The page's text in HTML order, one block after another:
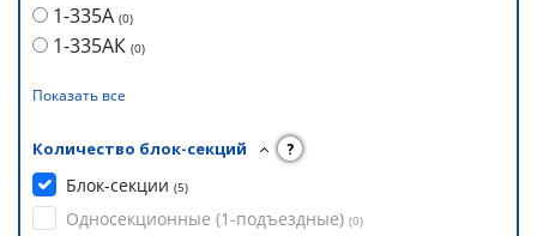
1-335А (0)
1-335АК (0)
Показать все
Количество блок-секций ?
Блок-секции (5)
Односекционные (1-подъездные) (0)